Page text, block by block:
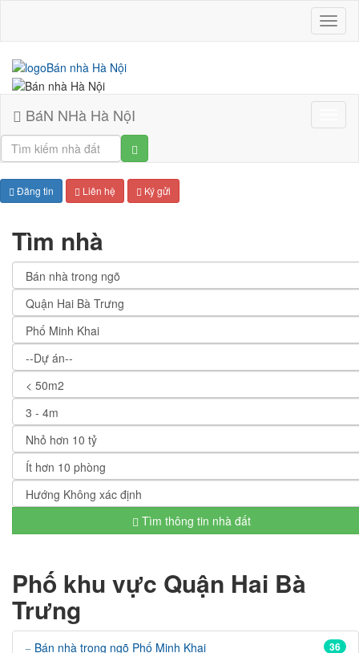
BáN
NHà
nhà
Nội
BáN NHà Hà NộI
Đăng tin Liên hệ Ký gửi
Tìm nhà
Tìm thông tin nhà đất
Phố khu vực Quận Hai Bà
Trưng
36
Bán nhà trong ngõ Phố Minh Khai